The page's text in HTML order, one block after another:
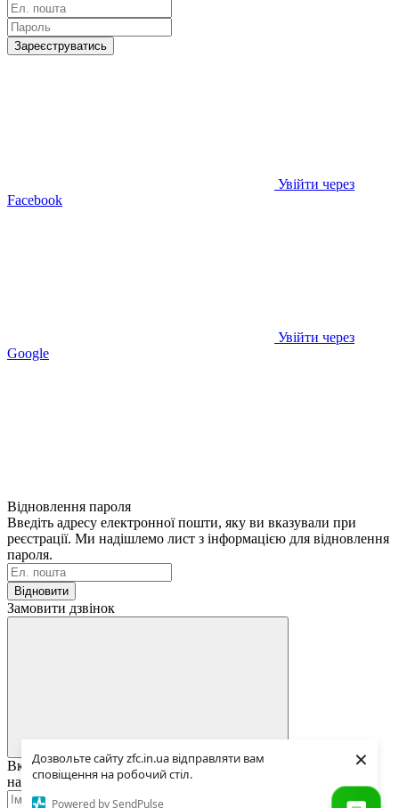
Дозвольте сайту zfc.in.ua відправляти вам
сповіщення на робочий стіл.
Powered by SendPulse
×
Зареєструватись
Увійти через
Facebook
Увійти через
Google
Відновлення пароля
Введіть адресу електронної пошти, яку ви вказували при
реєстрації. Ми надішлемо лист з інформацією для відновлення
пароля.
Відновити
Замовити дзвінок
Вкажіть ваш номер телефону та ім'я. Ми зателефонуємо вам
найближчим часом.